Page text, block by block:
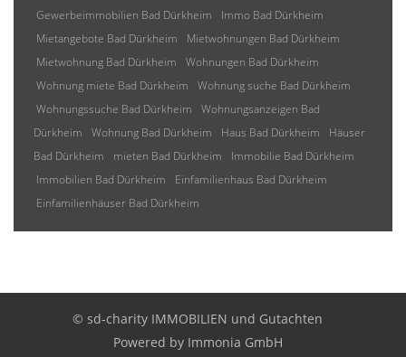
Gewerbeimmobilien Bad Dürkheim
Immo Bad Dürkheim
Mietangebote Bad Dürkheim
Mietwohnungen Bad Dürkheim
Mietwohnung Bad Dürkheim
Wohnungen Bad Dürkheim
Wohnung miete Bad Dürkheim
Wohnung suche Bad Dürkheim
Wohnungssuche Bad Dürkheim
Wohnungsanzeigen Bad
Dürkheim
Wohnung Bad Dürkheim Haus Bad Dürkheim
Häuser
Bad Dürkheim
mieten Bad Dürkheim
Immobilie Bad Dürkheim
Immobilien Bad Dürkheim
Einfamilienhaus Bad Dürkheim
Einfamilienhäuser Bad Dürkheim
© sd-charity IMMOBILIEN und Gutachten
Powered by Immonia GmbH